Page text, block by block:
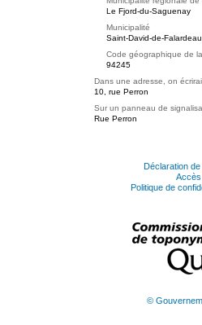
Le Fjord-du-Saguenay
Municipalité
Saint-David-de-
Code géographique de
94245
Dans une adresse, on
10, rue Perron
Sur un panneau de
Rue Perron
Déclaration
Accès
Politique de
©